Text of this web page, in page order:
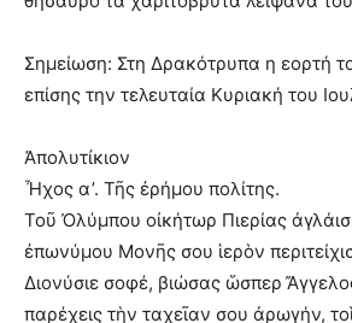
Σημείωση: Στη Δρακότρυπα η εορτή
επίσης την τελευταία Κυριακή του
Ἀπολυτίκιον
Ἦχος α’. Τῆς ἐρήμου πολίτης.
Τοῦ Ὀλύμπου οἰκήτωρ Πιερίας
ἐπωνύμου Μονῆς σου ἱερὸν
Διονύσιε σοφέ, βιώσας ὥσπερ
παρέχεις τὴν ταχεῖαν σου ἀρωγήν,